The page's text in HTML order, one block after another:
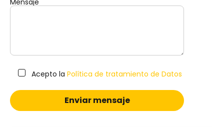
Acepto la Política de tratamiento de Datos